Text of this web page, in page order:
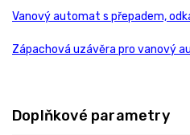
Vanový automat s přepadem,
Zápachová uzávěra pro vanový
Doplňkové parametry